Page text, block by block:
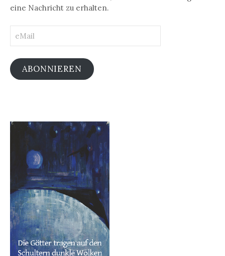
eine Nachricht zu erhalten.
ABONNIEREN